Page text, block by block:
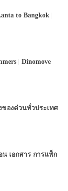
to Bangkok |
| Dinomove
ของด่วนทั่วประเทศ
เอกสาร การแพ็ก